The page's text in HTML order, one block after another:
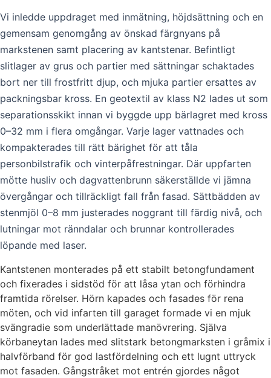
Vi inledde uppdraget med inmätning, höjdsättning och en
gemensam genomgång av önskad färgnyans på
markstenen samt placering av kantstenar. Befintligt
slitlager av grus och partier med sättningar schaktades
bort ner till frostfritt djup, och mjuka partier ersattes av
packningsbar kross. En geotextil av klass N2 lades ut som
separationsskikt innan vi byggde upp bärlagret med kross
0–32 mm i flera omgångar. Varje lager vattnades och
kompakterades till rätt bärighet för att tåla
personbilstrafik och vinterpåfrestningar. Där uppfarten
mötte husliv och dagvattenbrunn säkerställde vi jämna
övergångar och tillräckligt fall från fasad. Sättbädden av
stenmjöl 0–8 mm justerades noggrant till färdig nivå, och
lutningar mot ränndalar och brunnar kontrollerades
löpande med laser.
Kantstenen monterades på ett stabilt betongfundament
och fixerades i sidstöd för att låsa ytan och förhindra
framtida rörelser. Hörn kapades och fasades för rena
möten, och vid infarten till garaget formade vi en mjuk
svängradie som underlättade manövrering. Själva
körbaneytan lades med slitstark betongmarksten i gråmix i
halvförband för god lastfördelning och ett lugnt uttryck
mot fasaden. Gångstråket mot entrén gjordes något